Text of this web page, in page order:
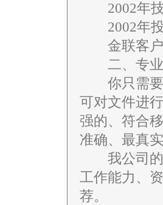
2002年技
2002年投
金联客户
二、专业
你只需要
可对文件进
强的、符合
准确、最真
我公司的
工作能力、
荐。